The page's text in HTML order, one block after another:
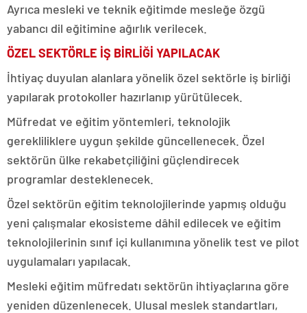
Ayrıca mesleki ve teknik eğitimde mesleğe özgü
yabancı dil eğitimine ağırlık verilecek.
ÖZEL SEKTÖRLE İŞ BİRLİĞİ YAPILACAK
İhtiyaç duyulan alanlara yönelik özel sektörle iş birliği
yapılarak protokoller hazırlanıp yürütülecek.
Müfredat ve eğitim yöntemleri, teknolojik
gerekliliklere uygun şekilde güncellenecek. Özel
sektörün ülke rekabetçiliğini güçlendirecek
programlar desteklenecek.
Özel sektörün eğitim teknolojilerinde yapmış olduğu
yeni çalışmalar ekosisteme dâhil edilecek ve eğitim
teknolojilerinin sınıf içi kullanımına yönelik test ve pilot
uygulamaları yapılacak.
Mesleki eğitim müfredatı sektörün ihtiyaçlarına göre
yeniden düzenlenecek. Ulusal meslek standartları,